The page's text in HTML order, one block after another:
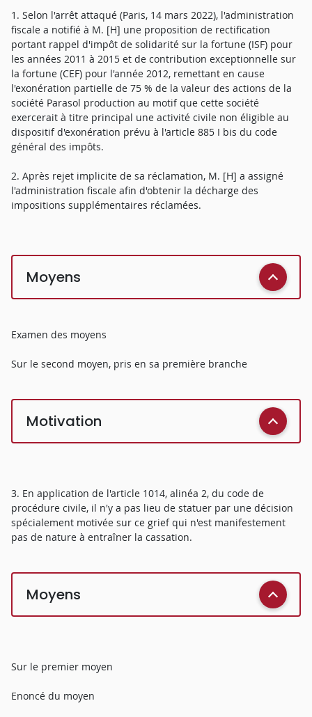
1. Selon l'arrêt attaqué (Paris, 14 mars 2022), l'administration
fiscale a notifié à M. [H] une proposition de rectification
portant rappel d'impôt de solidarité sur la fortune (ISF) pour
les années 2011 à 2015 et de contribution exceptionnelle sur
la fortune (CEF) pour l'année 2012, remettant en cause
l'exonération partielle de 75 % de la valeur des actions de la
société Parasol production au motif que cette société
exercerait à titre principal une activité civile non éligible au
dispositif d'exonération prévu à l'article 885 I bis du code
général des impôts.
2. Après rejet implicite de sa réclamation, M. [H] a assigné
l'administration fiscale afin d'obtenir la décharge des
impositions supplémentaires réclamées.
Moyens
Examen des moyens
Sur le second moyen, pris en sa première branche
Motivation
3. En application de l'article 1014, alinéa 2, du code de
procédure civile, il n'y a pas lieu de statuer par une décision
spécialement motivée sur ce grief qui n'est manifestement
pas de nature à entraîner la cassation.
Moyens
Sur le premier moyen
Enoncé du moyen